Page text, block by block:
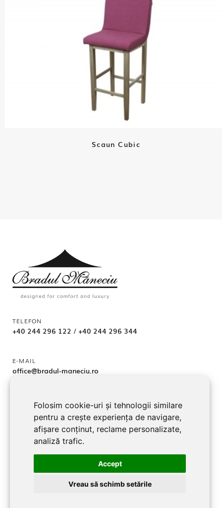
Folosim cookie-uri și tehnologii similare
pentru a crește experiența de navigare,
afișare conținut, reclame personalizate,
analiză trafic.
Accept
Vreau să schimb setările
Scaun Cubic
TELEFON
+40 244 296 122 / +40 244 296 344
E-MAIL
office@bradul-maneciu.ro
ADRESA
jud. Prahova, Localitate Măneciu-Pământeni 107362
URMĂREȘTE-NE